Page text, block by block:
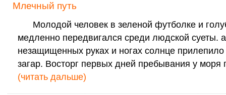
Млечный путь
Молодой человек в зеленой футболке и
медленно передвигался среди людской суеты.
незащищенных руках и ногах солнце
загар. Восторг первых дней пребывания у моря
(читать дальше)